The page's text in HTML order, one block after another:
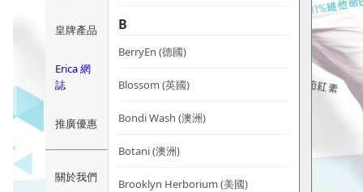
皇牌產品
Erica 網
誌
推廣優惠
關於我們
B
BerryEn (德國)
Blossom (英國)
Bondi Wash (澳洲)
Botani (澳洲)
Brooklyn Herborium (美國)